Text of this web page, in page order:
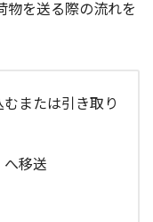
物を送る際の流れを
または引き取り
移送